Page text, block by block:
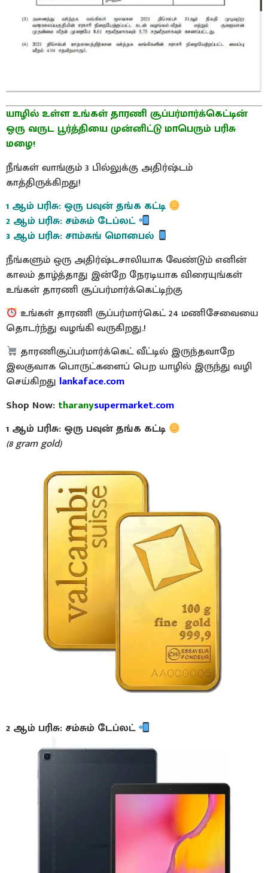
யாழில் உள்ள உங்கள் தாரணி சூப்பர்மார்க்கெட்டின்
ஒரு வருட பூர்த்தியை முன்னிட்டு மாபெரும் பரிசு
மழை!
நீங்கள் வாங்கும் 3 பில்லுக்கு அதிர்ஷ்டம்
காத்திருக்கிறது!
1 ஆம் பரிசு: ஒரு பவுன் தங்க கட்டி
2 ஆம் பரிசு: சம்சும் டேப்லட்
3 ஆம் பரிசு: சாம்சுங் மொபைல்
நீங்களும் ஒரு அதிர்ஷ்டசாலியாக வேண்டும் எனின்
காலம் தாழ்த்தாது இன்றே நேரடியாக விரையுங்கள்
உங்கள் தாரணி சூப்பர்மார்க்கெட்டிற்கு
உங்கள் தாரணி சூப்பர்மார்கெட் 24 மணிசேவையை
தொடர்ந்து வழங்கி வருகிறது.!
தாரணிசூப்பர்மார்க்கெட் வீட்டில் இருந்தவாறே
இலகுவாக பொருட்களைப் பெற யாழில் இருந்து வழி
செய்கிறது lankaface.com
Shop Now: tharanysupermarket.com
1 ஆம் பரிசு: ஒரு பவுன் தங்க கட்டி
(8 gram gold)
2 ஆம் பரிசு: சம்சும் டேப்லட்